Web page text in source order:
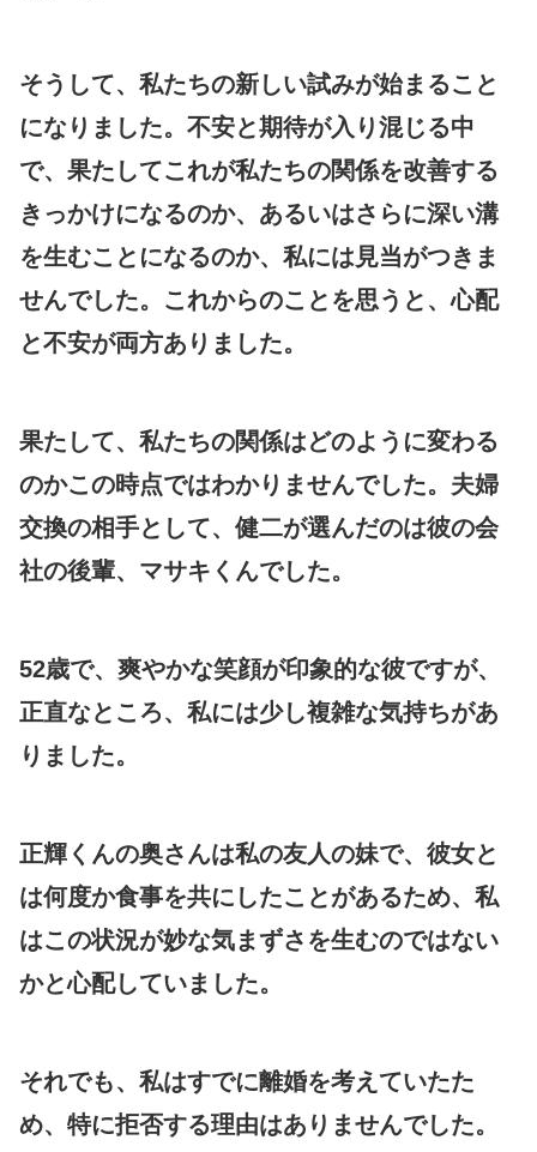
そうして、私たちの新しい試みが始まること
になりました。不安と期待が入り混じる中
で、果たしてこれが私たちの関係を改善する
きっかけになるのか、あるいはさらに深い溝
を生むことになるのか、私には見当がつきま
せんでした。これからのことを思うと、心配
と不安が両方ありました。
果たして、私たちの関係はどのように変わる
のかこの時点ではわかりませんでした。夫婦
交換の相手として、健二が選んだのは彼の会
社の後輩、マサキくんでした。
52歳で、爽やかな笑顔が印象的な彼ですが、
正直なところ、私には少し複雑な気持ちがあ
りました。
正輝くんの奥さんは私の友人の妹で、彼女と
は何度か食事を共にしたことがあるため、私
はこの状況が妙な気まずさを生むのではない
かと心配していました。
それでも、私はすでに離婚を考えていたた
め、特に拒否する理由はありませんでした。